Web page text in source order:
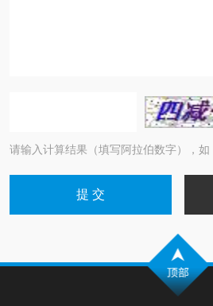
请输入计算结果（填写阿拉伯数字），如